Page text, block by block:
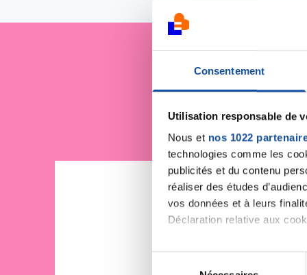
Consentement
Utilisation responsable de
Nous et nos 1022
technologies comme les
publicités et du contenu
réaliser des études
vos données et à leurs
Déclaration relative aux
Si vous le permettez, nous
Collecter des
Je